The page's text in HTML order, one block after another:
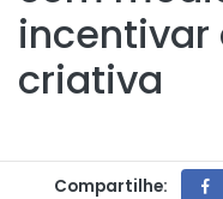
incentivar
criativa
Compartilhe: